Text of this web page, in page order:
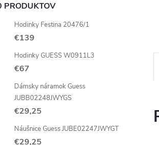
PRODUKTOV
Hodinky Festina 20476/1
€139
Hodinky GUESS W0911L3
€67
Dámsky náramok Guess
JUBB02248JWYGS
€29,25
Náušnice Guess JUBE02247JWYGT
€29,25